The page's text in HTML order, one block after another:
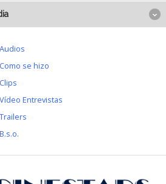
Audios
Como se hizo
Clips
Vídeo Entrevistas
Trailers
B.s.o.